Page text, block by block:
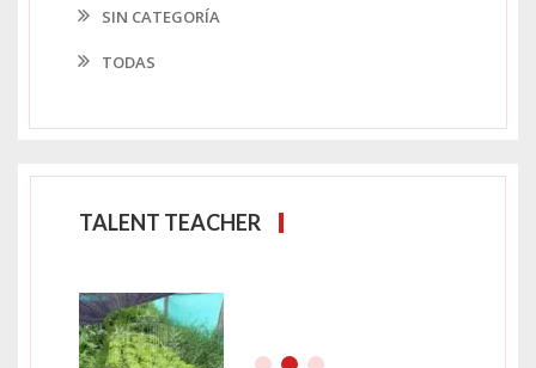
SIN CATEGORÍA
TODAS
TALENT TEACHER